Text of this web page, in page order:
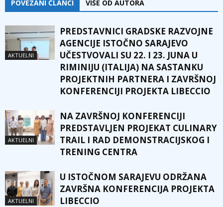
POVEZANI ČLANCI VIŠE OD AUTORA
AKTUELNI
PREDSTAVNICI GRADSKE RAZVOJNE
AGENCIJE ISTOČNO SARAJEVO
UČESTVOVALI SU 22. I 23. JUNA U
RIMINIJU (ITALIJA) NA SASTANKU
PROJEKTNIH PARTNERA I ZAVRŠNOJ
KONFERENCIJI PROJEKTA LIBECCIO
AKTUELNI
NA ZAVRŠNOJ KONFERENCIJI
PREDSTAVLJEN PROJEKAT CULINARY
TRAIL I RAD DEMONSTRACIJSKOG I
TRENING CENTRA
AKTUELNI
U ISTOČNOM SARAJEVU ODRŽANA
ZAVRŠNA KONFERENCIJA PROJEKTA
LIBECCIO